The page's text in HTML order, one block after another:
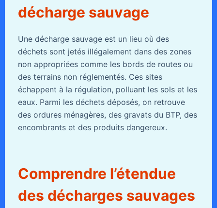
décharge sauvage
Une décharge sauvage est un lieu où des
déchets sont jetés illégalement dans des zones
non appropriées comme les bords de routes ou
des terrains non réglementés. Ces sites
échappent à la régulation, polluant les sols et les
eaux. Parmi les déchets déposés, on retrouve
des ordures ménagères, des gravats du BTP, des
encombrants et des produits dangereux.
Comprendre l’étendue
des décharges sauvages